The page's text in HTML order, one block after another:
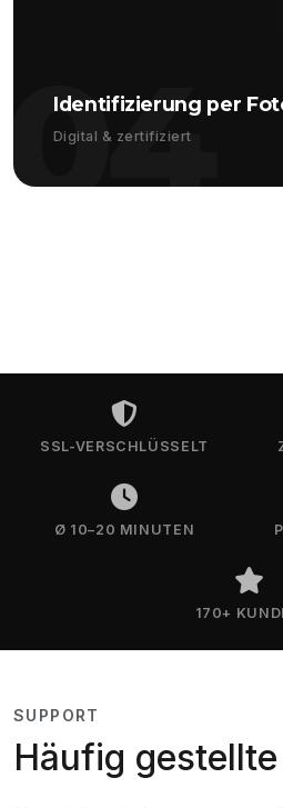
04
Identifizierung per
Digital & zertifiziert
SSL-VERSCHLÜSSELT
Ø 10–20 MINUTEN
170+
SUPPORT
Häufig